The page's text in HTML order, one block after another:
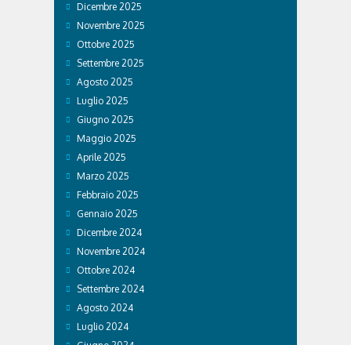
Dicembre 2025
Novembre 2025
Ottobre 2025
Settembre 2025
Agosto 2025
Luglio 2025
Giugno 2025
Maggio 2025
Aprile 2025
Marzo 2025
Febbraio 2025
Gennaio 2025
Dicembre 2024
Novembre 2024
Ottobre 2024
Settembre 2024
Agosto 2024
Luglio 2024